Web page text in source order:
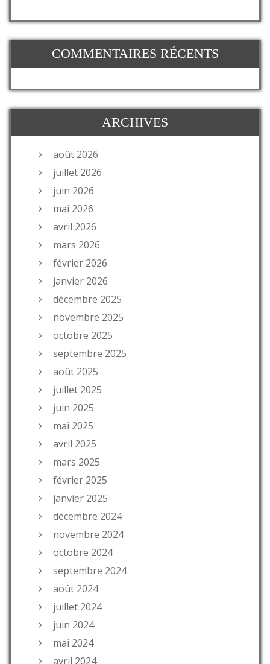
COMMENTAIRES RÉCENTS
ARCHIVES
août 2026
juillet 2026
juin 2026
mai 2026
avril 2026
mars 2026
février 2026
janvier 2026
décembre 2025
novembre 2025
octobre 2025
septembre 2025
août 2025
juillet 2025
juin 2025
mai 2025
avril 2025
mars 2025
février 2025
janvier 2025
décembre 2024
novembre 2024
octobre 2024
septembre 2024
août 2024
juillet 2024
juin 2024
mai 2024
avril 2024